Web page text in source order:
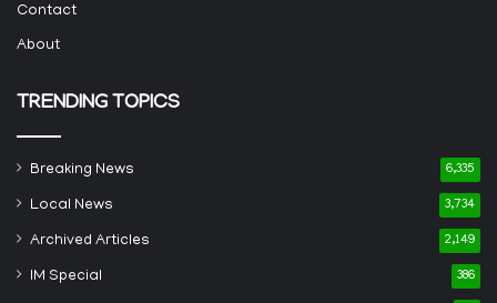
Contact
About
TRENDING TOPICS
Breaking News 6,335
Local News 3,734
Archived Articles 2,149
IM Special 386